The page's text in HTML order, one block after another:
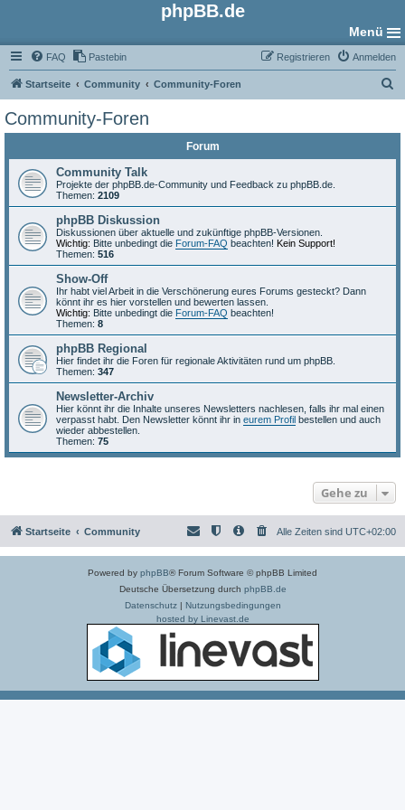
phpBB.de
Menü
FAQ Pastebin Anmelden
Registrieren
Startseite Community Community-Foren
Community-Foren
Forum
Community Talk
Projekte der phpBB.de-Community und Feedback zu phpBB.de.
Themen: 2109
phpBB Diskussion
Diskussionen über aktuelle und zukünftige phpBB-Versionen.
Wichtig: Bitte unbedingt die Forum-FAQ beachten! Kein Support!
Themen: 516
Show-Off
Ihr habt viel Arbeit in die Verschönerung eures Forums gesteckt? Dann
könnt ihr es hier vorstellen und bewerten lassen.
Wichtig: Bitte unbedingt die Forum-FAQ beachten!
Themen: 8
phpBB Regional
Hier findet ihr die Foren für regionale Aktivitäten rund um phpBB.
Themen: 347
Newsletter-Archiv
Hier könnt ihr die Inhalte unseres Newsletters nachlesen, falls ihr mal einen
verpasst habt. Den Newsletter könnt ihr in eurem Profil bestellen und auch
wieder abbestellen.
Themen: 75
Gehe zu
Startseite Community Alle Zeiten sind UTC+02:00
Powered by phpBB® Forum Software © phpBB Limited
Deutsche Übersetzung durch phpBB.de
Datenschutz| Nutzungsbedingungen
hosted by Linevast.de